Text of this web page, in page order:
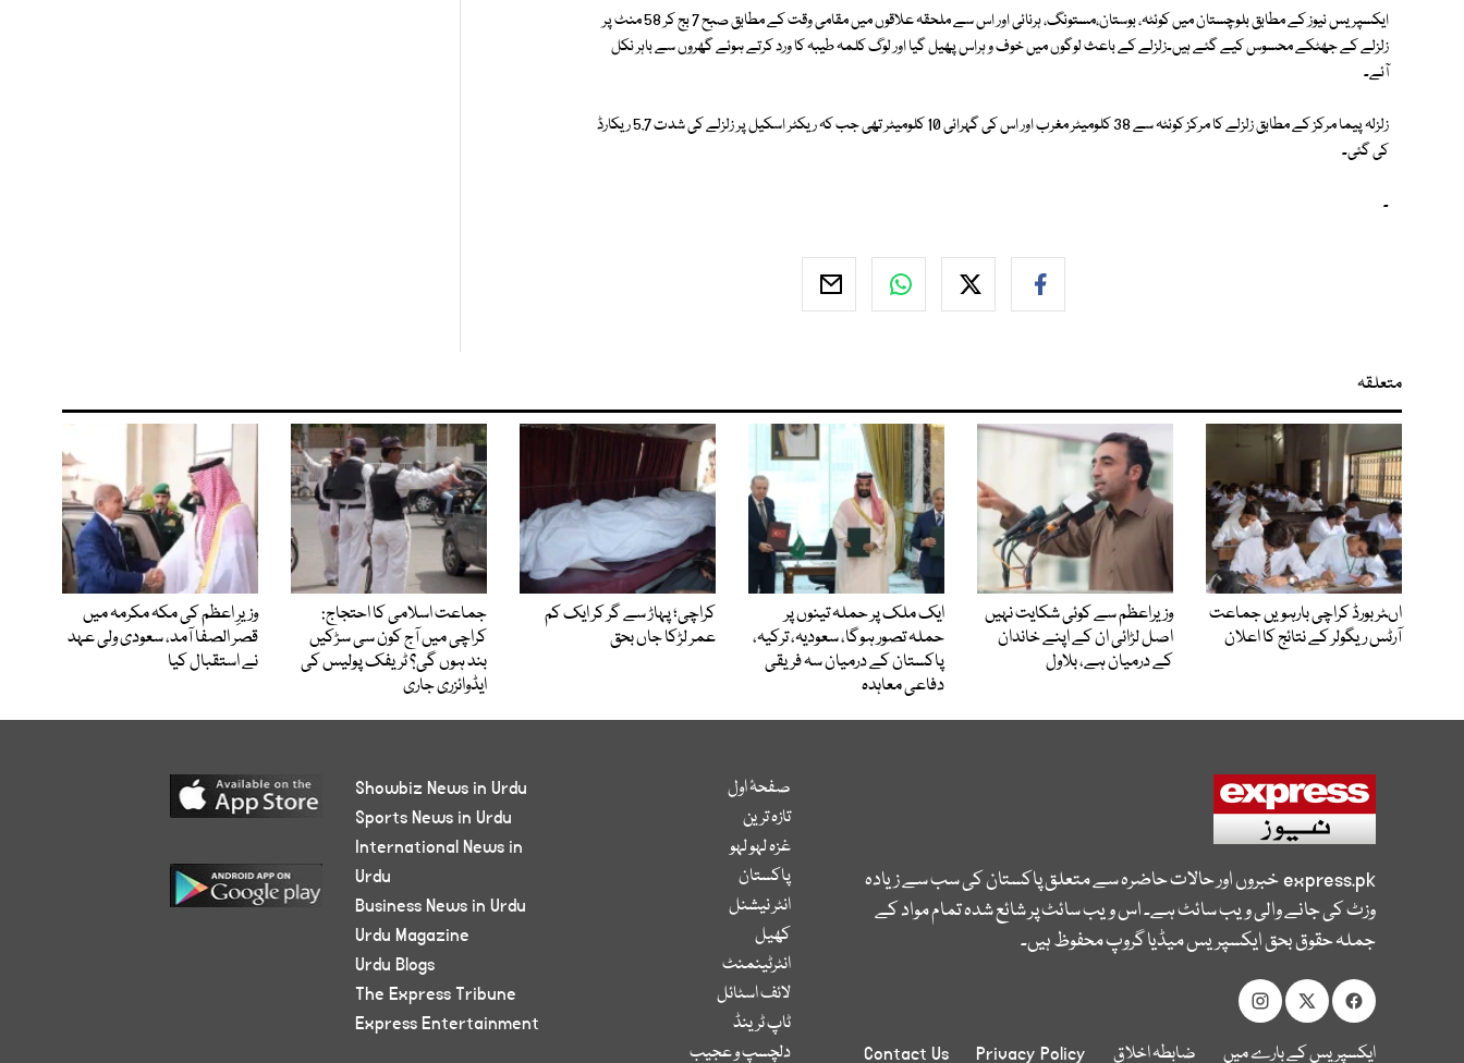
ایکسپریس نیوز کے مطابق بلوچستان میں کوئٹہ، بوستان،مستونگ، ہرنائی اور اس سے ملحقہ علاقوں میں مقامی وقت کے مطابق صبح 7 بج کر 58 منٹ پر
زلزلے کے جھٹکے محسوس کیے گئے ہیں۔زلزلے کے باعث لوگوں میں خوف و ہراس پھیل گیا اور لوگ کلمہ طیبہ کا ورد کرتے ہوئے گھروں سے باہر نکل
آئے۔
زلزلہ پیما مرکز کے مطابق زلزلے کا مرکز کوئٹہ سے 38 کلومیٹر مغرب اور اس کی گہرائی 10 کلومیٹر تھی جب کہ ریکٹر اسکیل پر زلزلے کی شدت 5.7 ریکارڈ
کی گئی۔
۔
متعلقہ
اںٹر بورڈ کراچی بارہویں جماعت
آرٹس ریگولر کے نتائج کا اعلان
وزیراعظم سے کوئی شکایت نہیں
اصل لڑائی ان کے اپنے خاندان
کے درمیان ہے، بلاول
ایک ملک پر حملہ تینوں پر
حملہ تصور ہوگا، سعودیہ، ترکیہ،
پاکستان کے درمیان سہ فریقی
دفاعی معاہدہ
کراچی؛ پہاڑ سے گر کر ایک کم
عمر لڑکا جاں بحق
جماعت اسلامی کا احتجاج:
کراچی میں آج کون سی سڑکیں
بند ہوں گی؟ ٹریفک پولیس کی
ایڈوائزری جاری
وزیرِ اعظم کی مکہ مکرمہ میں
قصر الصفا آمد، سعودی ولی عہد
نے استقبال کیا
express.pkخبروں اور حالات حاضرہ سے متعلق پاکستان کی سب سے زیادہ
وزٹ کی جانے والی ویب سائٹ ہے۔ اس ویب سائٹ پر شائع شدہ تمام مواد کے
جملہ حقوق بحق ایکسپریس میڈیا گروپ محفوظ ہیں۔
ایکسپریس کے بارے میں ضابطہ اخلاق Privacy Policy
Contact Us
صفحۂ اول
تازہ ترین
غزہ لہو لہو
پاکستان
انٹر نیشنل
کھیل
انٹرٹینمنٹ
لائف اسٹائل
ٹاپ ٹرینڈ
دلچسپ و عجیب
Showbiz News in Urdu
Sports News in Urdu
International News in
Urdu
Business News in Urdu
Urdu Magazine
Urdu Blogs
The Express Tribune
Express Entertainment